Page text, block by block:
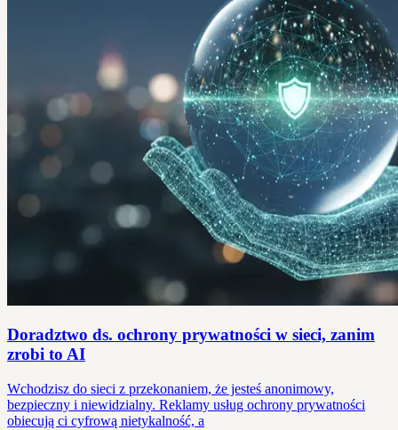
Doradztwo ds. ochrony prywatności w sieci, zanim
zrobi to AI
Wchodzisz do sieci z przekonaniem, że jesteś anonimowy,
bezpieczny i niewidzialny. Reklamy usług ochrony prywatności
obiecują ci cyfrową nietykalność, a